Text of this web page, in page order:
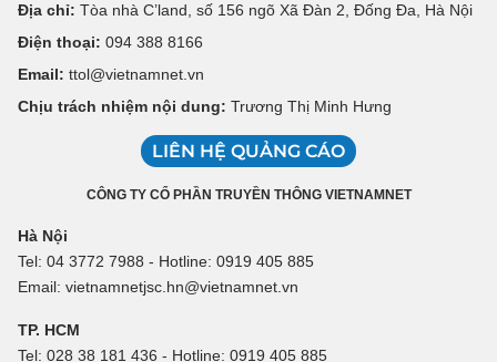
Địa chỉ: Tòa nhà C’land, số 156 ngõ Xã Đàn 2, Đống Đa, Hà Nội
Điện thoại: 094 388 8166
Email: ttol@vietnamnet.vn
Chịu trách nhiệm nội dung: Trương Thị Minh Hưng
LIÊN HỆ QUẢNG CÁO
CÔNG TY CỔ PHẦN TRUYỀN THÔNG VIETNAMNET
Hà Nội
Tel: 04 3772 7988 - Hotline: 0919 405 885
Email: vietnamnetjsc.hn@vietnamnet.vn
TP. HCM
Tel: 028 38 181 436 - Hotline: 0919 405 885